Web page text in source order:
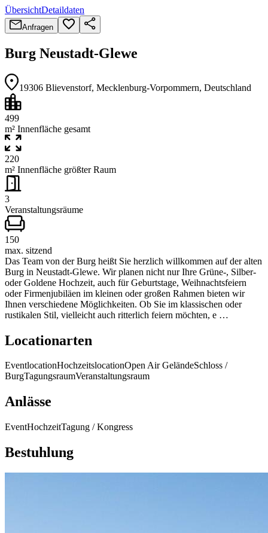
ÜbersichtDetaildaten
Anfragen
Burg Neustadt-Glewe
19306 Blievenstorf, Mecklenburg-Vorpommern, Deutschland
499
m² Innenfläche gesamt
220
m² Innenfläche größter Raum
3
Veranstaltungsräume
150
max. sitzend
Das Team von der Burg heißt Sie herzlich willkommen auf der alten
Burg in Neustadt-Glewe. Wir planen nicht nur Ihre Grüne-, Silber-
oder Goldene Hochzeit, auch für Geburtstage, Weihnachtsfeiern
oder Firmenjubiläen im kleinen oder großen Rahmen bieten wir
Ihnen verschiedene Möglichkeiten. Ob Sie im klassischen oder
rustikalen Stil, vielleicht auch ritterlich feiern möchten, e …
Locationarten
EventlocationHochzeitslocationOpen Air GeländeSchloss /
BurgTagungsraumVeranstaltungsraum
Anlässe
EventHochzeitTagung / Kongress
Bestuhlung